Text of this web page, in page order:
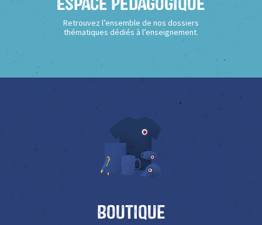
Retrouvez l’ensemble de nos dossiers
thématiques dédiés à l’enseignement.
Boutique